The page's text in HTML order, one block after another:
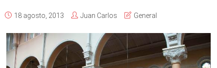
18 agosto, 2013 Juan Carlos General